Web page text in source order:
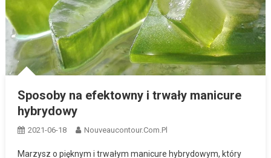
Sposoby na efektowny i trwały manicure
hybrydowy
2021-06-18 Nouveaucontour.com.pl
Marzysz o pięknym i trwałym manicure hybrydowym, który